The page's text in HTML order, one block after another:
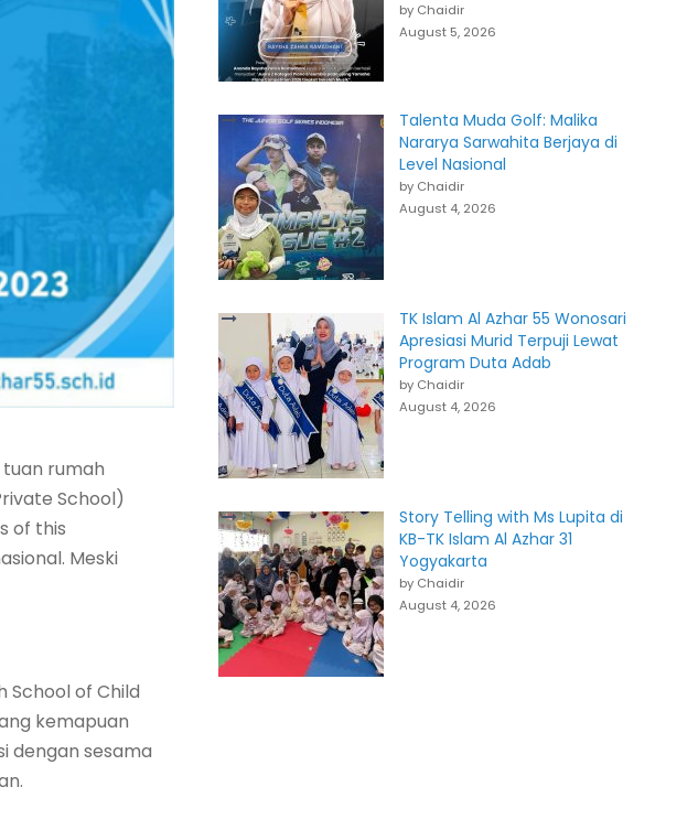
rumah
School)
of this
Meski
School of Child
kemapuan
dengan sesama
by Chaidir
August 5, 2026
Talenta Muda Golf: Malika
Nararya Sarwahita Berjaya di
Level Nasional
by Chaidir
August 4, 2026
TK Islam Al Azhar 55 Wonosari
Apresiasi Murid Terpuji Lewat
Program Duta Adab
by Chaidir
August 4, 2026
Story Telling with Ms Lupita di
KB-TK Islam Al Azhar 31
Yogyakarta
by Chaidir
August 4, 2026